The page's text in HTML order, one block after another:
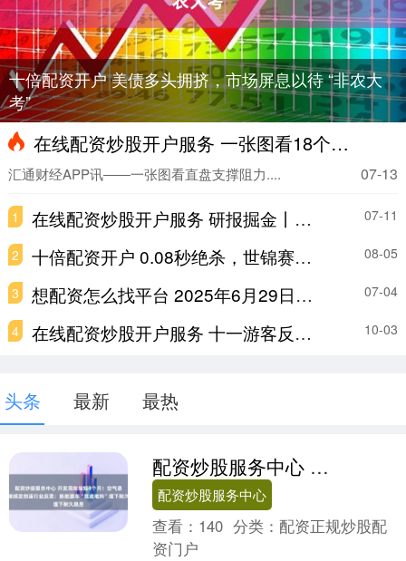
十倍配资开户 美债多头拥挤，市场屏息以待 “非农大
考”
在线配资炒股开户服务 一张图看18个直盘外汇支撑阻力：美元+欧系日系+商品货币+新兴货币(2025年7月2日)
07-13
汇通财经APP讯——一张图看直盘支撑阻力....
1 在线配资炒股开户服务 研报掘金丨中邮证券：维持承德露露“买入”评级 25年成本改善+新品催化 07-11
2 十倍配资开户 0.08秒绝杀，世锦赛边道奇迹！中国名将卫冕失败，大黑马爆冷夺金_蛙泳_唐钱婷_金牌 08-05
3 想配资怎么找平台 2025年6月29日全国主要批发市场银耳价格行情 07-04
4 在线配资炒股开户服务 十一游客反向涌进小城，超六成小城游客为“避开人流” 10-03
头条 最新 最热
配资炒股服务中心 开发周期缩短4个月！空气悬架故障频发倒逼行业反思：新能源车“竞速堆料”埋下耐久隐患
配资炒股服务中心
查看： 140 分类：配资正规炒股配
资门户